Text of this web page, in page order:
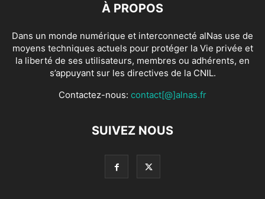
À PROPOS
Dans un monde numérique et interconnecté alNas use de
moyens techniques actuels pour protéger la Vie privée et
la liberté de ses utilisateurs, membres ou adhérents, en
s’appuyant sur les directives de la CNIL.
Contactez-nous: contact[@]alnas.fr
SUIVEZ NOUS